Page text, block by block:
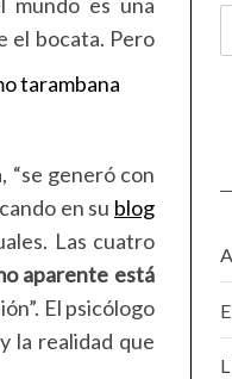
el bocata. Pero
“se generó con
en su blog
Las cuatro
aparente está
El psicólogo
la realidad que